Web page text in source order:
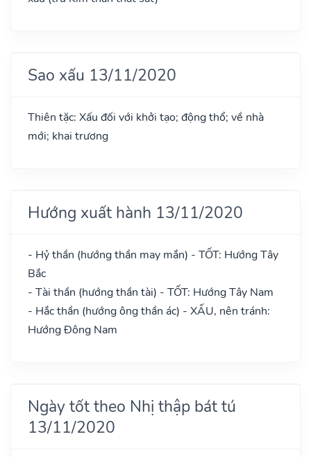
Sao xấu 13/11/2020
Thiên tặc: Xấu đối với khởi tạo; động thổ; về nhà
mới; khai trương
Hướng xuất hành 13/11/2020
- Hỷ thần (hướng thần may mắn) - TỐT: Hướng Tây
Bắc
- Tài thần (hướng thần tài) - TỐT: Hướng Tây Nam
- Hắc thần (hướng ông thần ác) - XẤU, nên tránh:
Hướng Đông Nam
Ngày tốt theo Nhị thập bát tú
13/11/2020